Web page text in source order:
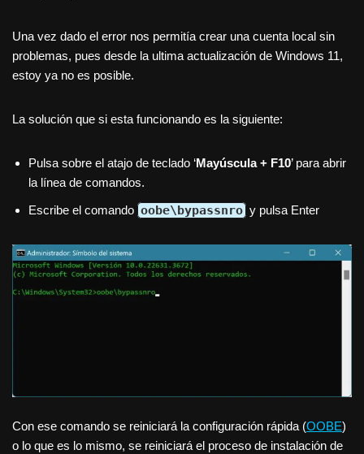
Una vez dado el error nos permitía crear una cuenta local sin
problemas, pues desde la ultima actualización de Windows 11,
estoy ya no es posible.
La solución que si esta funcionando es la siguiente:
Pulsa sobre el atajo de teclado ‘Mayúscula + F10’ para abrir
la línea de comandos.
Escribe el comando oobe\bypassnro y pulsa Enter
Con ese comando se reiniciará la configuración rápida (OOBE)
o lo que es lo mismo, se reiniciará el proceso de instalación de